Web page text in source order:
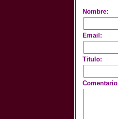
Nombre:
Email:
Titulo: